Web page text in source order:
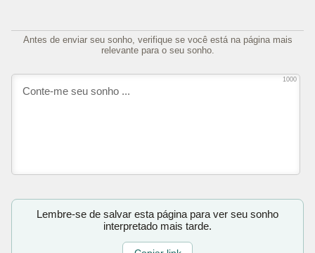
Antes de enviar seu sonho, verifique se você está na página mais
relevante para o seu sonho.
1000
Lembre-se de salvar esta página para ver seu sonho
interpretado mais tarde.